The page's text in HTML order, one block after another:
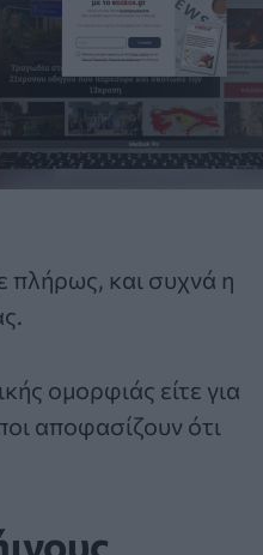
πλήρως, και συχνά η
ομορφιάς είτε για
αποφασίζουν ότι